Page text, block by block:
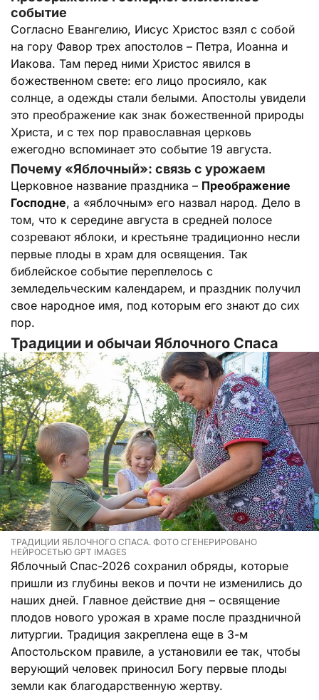
событие
Согласно Евангелию, Иисус Христос взял с собой
на гору Фавор трех апостолов – Петра, Иоанна и
Иакова. Там перед ними Христос явился в
божественном свете: его лицо просияло, как
солнце, а одежды стали белыми. Апостолы увидели
это преображение как знак божественной природы
Христа, и с тех пор православная церковь
ежегодно вспоминает это событие 19 августа.
Почему «Яблочный»: связь с урожаем
Церковное название праздника – Преображение
Господне, а «яблочным» его назвал народ. Дело в
том, что к середине августа в средней полосе
созревают яблоки, и крестьяне традиционно несли
первые плоды в храм для освящения. Так
библейское событие переплелось с
земледельческим календарем, и праздник получил
свое народное имя, под которым его знают до сих
пор.
Традиции и обычаи Яблочного Спаса
ТРАДИЦИИ ЯБЛОЧНОГО СПАСА. ФОТО СГЕНЕРИРОВАНО
НЕЙРОСЕТЬЮ GPT IMAGES
Яблочный Спас-2026 сохранил обряды, которые
пришли из глубины веков и почти не изменились до
наших дней. Главное действие дня – освящение
плодов нового урожая в храме после праздничной
литургии. Традиция закреплена еще в 3-м
Апостольском правиле, а установили ее так, чтобы
верующий человек приносил Богу первые плоды
земли как благодарственную жертву.